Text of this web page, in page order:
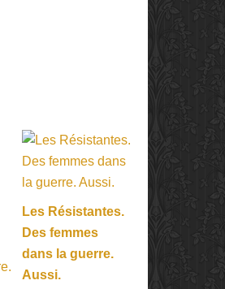
Les Résistantes.
Des femmes
dans la guerre.
Aussi.